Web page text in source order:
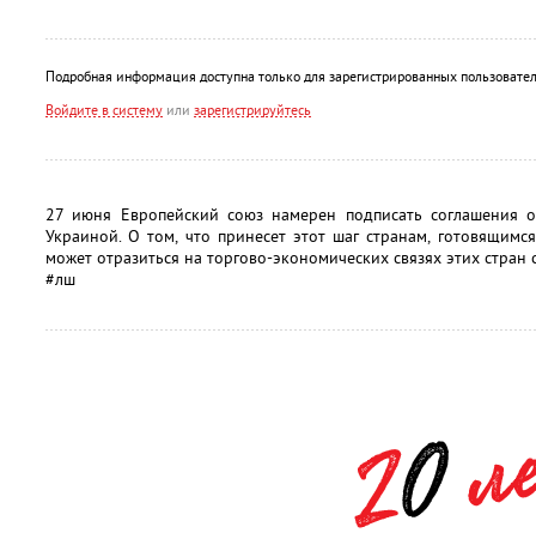
Подробная информация доступна только для зарегистрированных
Войдите в систему или зарегистрируйтесь
27 июня Европейский союз намерен подписать соглашения
Украиной. О том, что принесет этот шаг странам,
может отразиться на торгово-экономических связях этих стран
#лш